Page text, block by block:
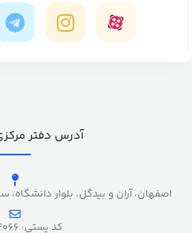
آدرس دفتر
اصفهان، آران و بیدگل، بلوار دانشگاه،
کد پستی: 8741114066